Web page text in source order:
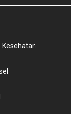
Kesehatan